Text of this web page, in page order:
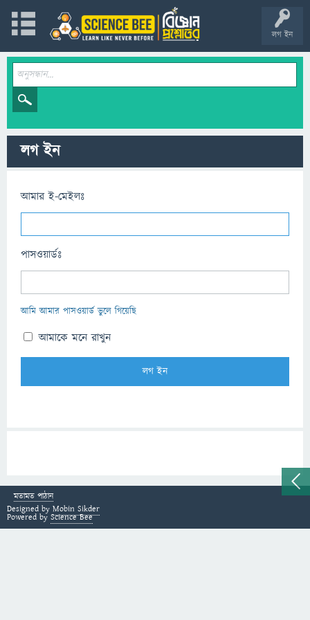
লগ ইন
লগ ইন
আমার ই-মেইলঃ
পাসওয়ার্ডঃ
আমি আমার পাসওয়ার্ড ভুলে গিয়েছি
আমাকে মনে রাখুন
মতামত পাঠান
Designed by Mobin Sikder
Powered by Science Bee